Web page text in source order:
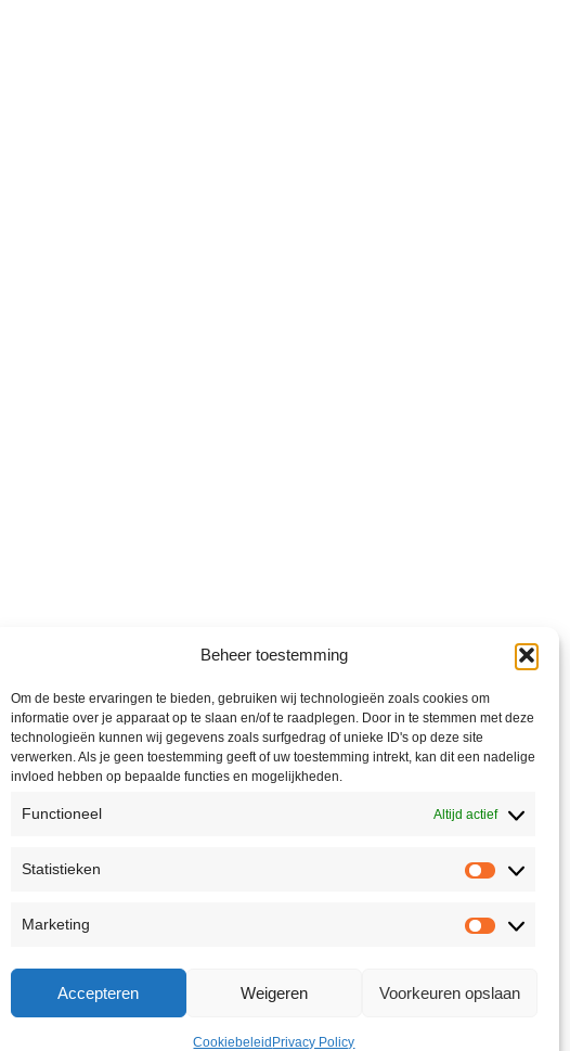
Beheer toestemming
Om de beste ervaringen te bieden, gebruiken wij technologieën zoals cookies om
informatie over je apparaat op te slaan en/of te raadplegen. Door in te stemmen met deze
technologieën kunnen wij gegevens zoals surfgedrag of unieke ID's op deze site
verwerken. Als je geen toestemming geeft of uw toestemming intrekt, kan dit een nadelige
invloed hebben op bepaalde functies en mogelijkheden.
Functioneel Altijd actief
Statistieken
Marketing
Accepteren Weigeren Voorkeuren opslaan
Cookiebeleid Privacy Policy